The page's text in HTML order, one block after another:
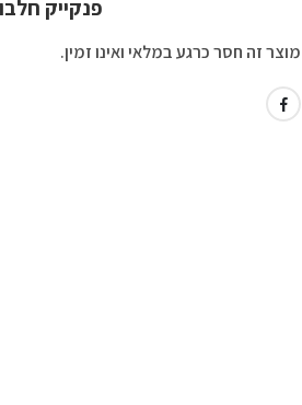
פנקייק
מוצר זה חסר כרגע במלאי ואינו זמין.